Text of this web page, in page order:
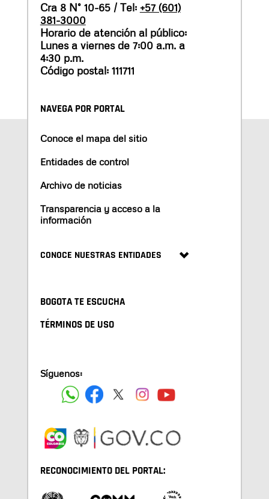
Cra 8 N° 10-65 / Tel: +57 (601)
381-3000
Horario de atención al público:
Lunes a viernes de 7:00 a.m. a
4:30 p.m.
Código postal: 111711
NAVEGA POR PORTAL
Conoce el mapa del sitio
Entidades de control
Archivo de noticias
Transparencia y acceso a la
información
CONOCE NUESTRAS ENTIDADES
BOGOTA TE ESCUCHA
TÉRMINOS DE USO
Síguenos:
RECONOCIMIENTO DEL PORTAL: